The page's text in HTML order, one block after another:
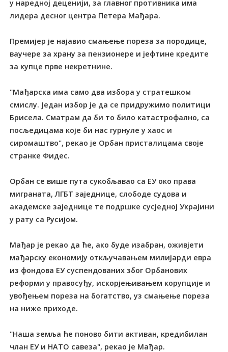
у наредној деценији, за главног противника има
лидера десног центра Петера Мађара.
Премијер је најавио смањење пореза за породице,
ваучере за храну за пензионере и јефтине кредите
за купце прве некретнине.
"Мађарска има само два избора у стратешком
смислу. Један избор је да се придружимо политици
Брисела. Сматрам да би то било катастрофално, са
посљедицама које би нас гурнуле у хаос и
сиромаштво", рекао је Орбан присталицама своје
странке Фидес.
Орбан се више пута сукобљавао са ЕУ око права
миграната, ЛГБТ заједнице, слободе судова и
академске заједнице те подршке сусједној Украјини
у рату са Русијом.
Мађар је рекао да ће, ако буде изабран, оживјети
мађарску економију откључавањем милијарди евра
из фондова ЕУ суспендованих због Орбанових
реформи у правосуђу, искорјењивањем корупције и
увођењем пореза на богатство, уз смањење пореза
на ниже приходе.
"Наша земља ће поново бити активан, кредибилан
члан ЕУ и НАТО савеза", рекао је Мађар.